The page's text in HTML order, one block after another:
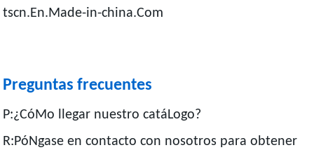
tscn.En.Made-in-china.Com
Preguntas frecuentes
P:¿CóMo llegar nuestro catáLogo?
R:PóNgase en contacto con nosotros para obtener